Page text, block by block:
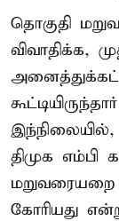
தொகுதி
விவாதிக்க,
இந்நிலையில்,
திமுக எம்பி
கோரியது